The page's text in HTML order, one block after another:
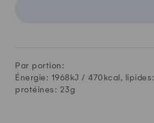
Par portion:
Énergie: 1968kJ / 470 kcal, lipides:
protéines: 23g